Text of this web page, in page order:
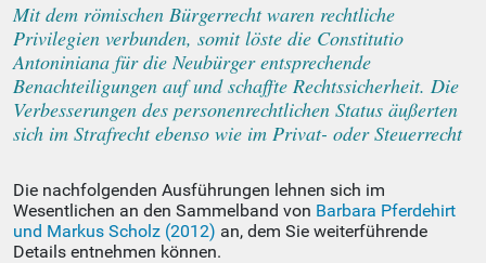
Mit dem römischen Bürgerrecht waren rechtliche
Privilegien verbunden, somit löste die Constitutio
Antoniniana für die Neubürger entsprechende
Benachteiligungen auf und schaffte Rechtssicherheit. Die
Verbesserungen des personenrechtlichen Status äußerten
sich im Strafrecht ebenso wie im Privat- oder Steuerrecht
Die nachfolgenden Ausführungen lehnen sich im
Wesentlichen an den Sammelband von Barbara Pferdehirt
und Markus Scholz (2012) an, dem Sie weiterführende
Details entnehmen können.